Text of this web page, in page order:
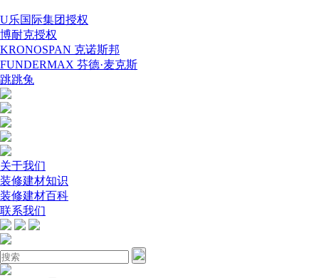
U乐国际集团授权
博耐克授权
KRONOSPAN 克诺斯邦
FUNDERMAX 芬德·麦克斯
跳跳兔
关于我们
装修建材知识
装修建材百科
联系我们